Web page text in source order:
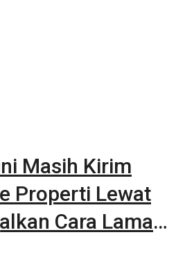
Masih Kirim
Properti Lewat
Cara Lama